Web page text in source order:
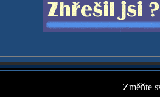
Změňte